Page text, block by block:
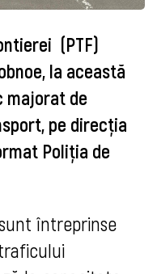
(PTF)
la această
majorat de
pe direcția
Poliţia de
întreprinse